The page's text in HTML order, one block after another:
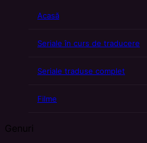
Acasă
Seriale în curs de traducere
Seriale traduse complet
Filme
Genuri